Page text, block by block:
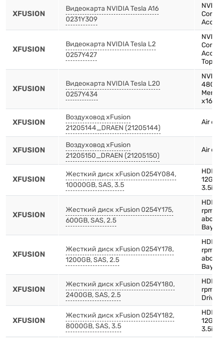
XFUSION
Видеокарта NVIDIA Tesla A16
0231Y309
XFUSION
Видеокарта NVIDIA Tesla L2
0257Y427
Top
XFUSION
Видеокарта NVIDIA Tesla L20
0257Y434
x16-
XFUSION
Воздуховод xFusion
21205144_DRAEN (21205144)
Air
XFUSION
Воздуховод xFusion
21205150_DRAEN (21205150)
Air
XFUSION
Жесткий диск xFusion 0254Y084,
10000GB, SAS, 3.5
XFUSION
Жесткий диск xFusion 0254Y175,
600GB, SAS, 2.5
Bay)
XFUSION
Жесткий диск xFusion 0254Y178,
1200GB, SAS, 2.5
Bay)
XFUSION
Жесткий диск xFusion 0254Y180,
2400GB, SAS, 2.5
XFUSION
Жесткий диск xFusion 0254Y182,
8000GB, SAS, 3.5